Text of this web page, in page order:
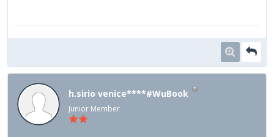
h.sirio venice****#WuBook
Junior Member